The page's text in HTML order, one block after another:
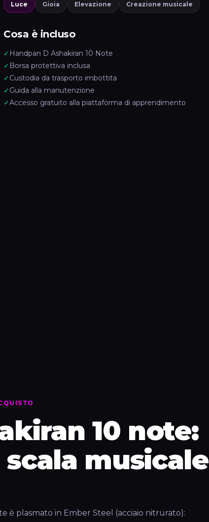
Luce Gioia Elevazione Creazione musicale
Cosa è incluso
✓ Handpan D Ashakiran 10 Note
✓ Borsa protettiva inclusa
✓Custodia da trasporto imbottita
✓Guida alla manutenzione
✓Accesso gratuito alla piattaforma di apprendimento
10 note:
musicale
è plasmato in Ember Steel (acciaio nitrurato):